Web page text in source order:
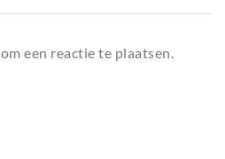
om een reactie te plaatsen.